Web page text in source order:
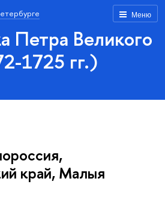
Меню
Петра Великого
1725 гг.)
край, Малыя